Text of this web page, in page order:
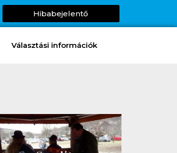
Hibabejelentő
Választási információk